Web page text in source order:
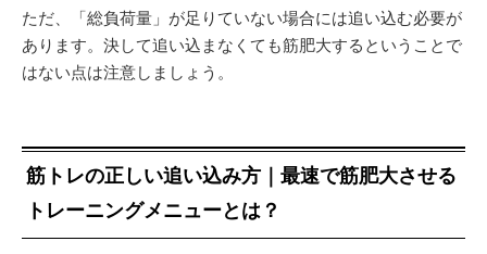
ただ、「総負荷量」が足りていない場合には追い込む必要が
あります。決して追い込まなくても筋肥大するということで
はない点は注意しましょう。
筋トレの正しい追い込み方｜最速で筋肥大させる
トレーニングメニューとは？